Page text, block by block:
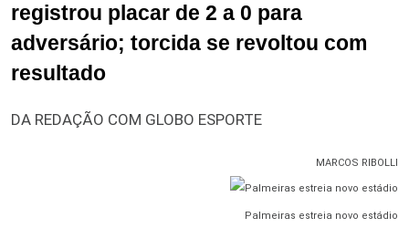
registrou placar de 2 a 0 para
adversário; torcida se revoltou com
resultado
DA REDAÇÃO COM GLOBO ESPORTE
MARCOS RIBOLLI
Palmeiras estreia novo estádio